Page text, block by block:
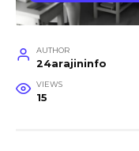
AUTHOR
24arajininfo
VIEWS
15